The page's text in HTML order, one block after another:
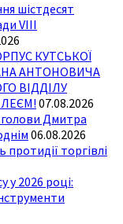
шістдесят
VIII
КУТСЬКОЇ
АНТОНОВИЧА
ВІДДІЛУ
07.08.2026
Дмитра
06.08.2026
протидії торгівлі
у 2026 році: